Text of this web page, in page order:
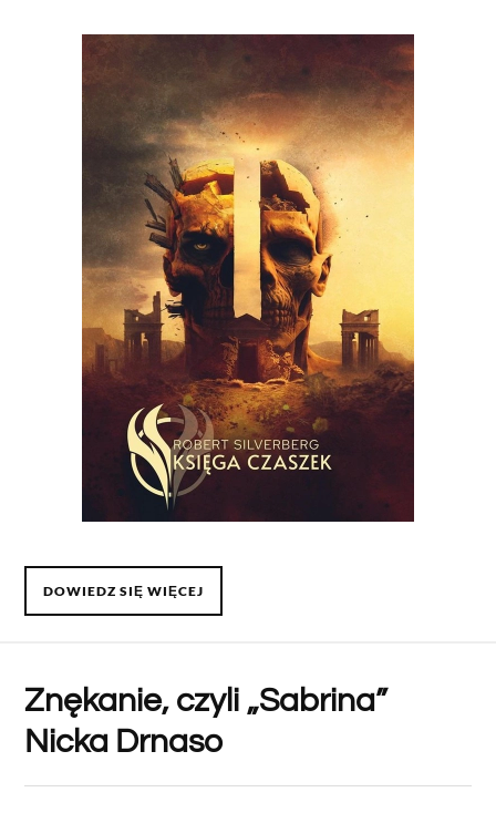
DOWIEDZ SIĘ WIĘCEJ
Znękanie, czyli „Sabrina”
Nicka Drnaso